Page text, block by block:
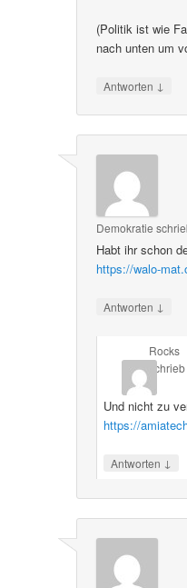
(Politik ist wie
nach unten um
Antworten ↓
Demokratie
Habt ihr schon
https://walo-
Antworten ↓
Rocks
schrieb
Und nicht zu
https://
Antworten ↓